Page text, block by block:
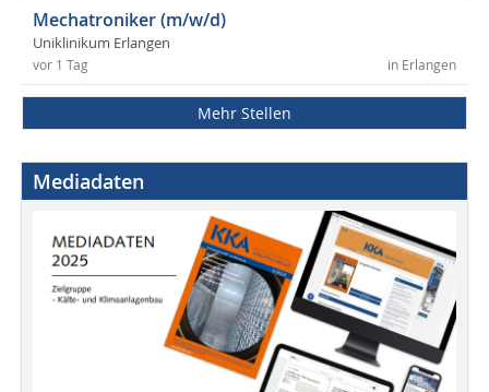
Mechatroniker (m/w/d)
Uniklinikum Erlangen
in Erlangen
vor 1 Tag
Mehr Stellen
Mediadaten